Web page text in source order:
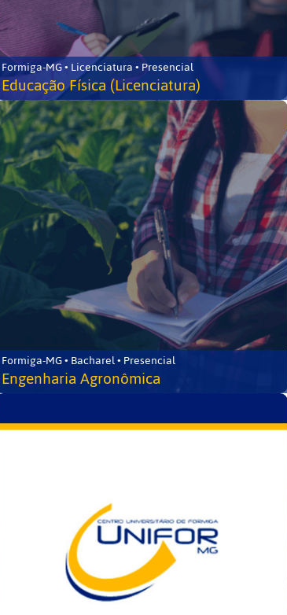
Formiga-MG • Licenciatura • Presencial
Educação Física (Licenciatura)
Formiga-MG • Bacharel • Presencial
Engenharia Agronômica